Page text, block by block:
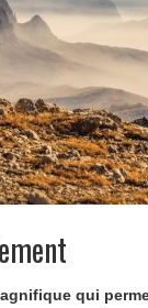
qui